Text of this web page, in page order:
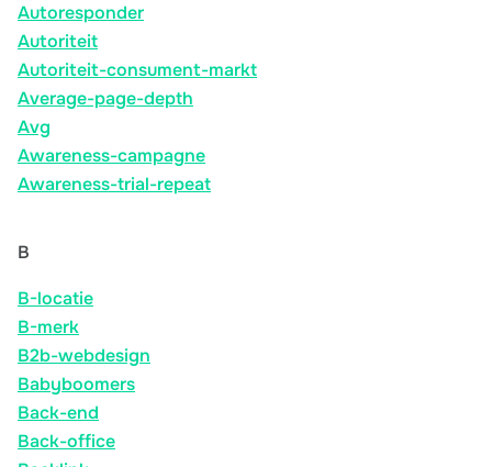
Autoresponder
Autoriteit
Autoriteit-consument-markt
Average-page-depth
Avg
Awareness-campagne
Awareness-trial-repeat
B
B-locatie
B-merk
B2b-webdesign
Babyboomers
Back-end
Back-office